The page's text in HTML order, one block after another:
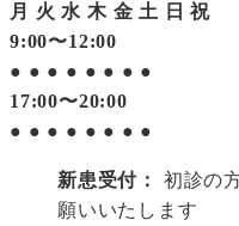
月
火 水 木 金 土 日 祝
9:00〜12:00
● ● ● ● ● ● ● ●
17:00〜20:00
● ● ● ● ● ● ● ●
新患受付：
初診の
願いいたします